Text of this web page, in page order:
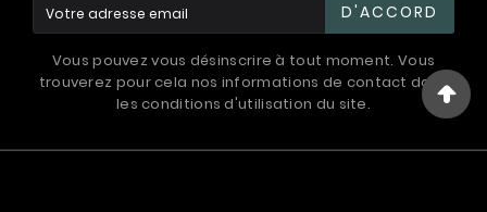
D'ACCORD
Vous pouvez vous désinscrire à tout moment. Vous
trouverez pour cela nos informations de contact dans
les conditions d'utilisation du site.